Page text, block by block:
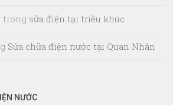
trong sửa điện tại triều khúc
Sửa chữa điện nước tại Quan Nhân
NƯỚC